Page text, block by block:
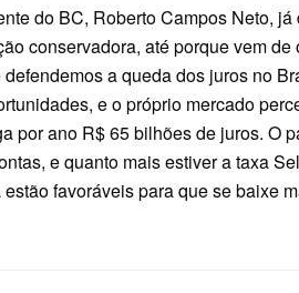
do BC, Roberto Campos Neto,
conservadora, até porque vem
defendemos a queda dos juros no
e o próprio mercado
por ano R$ 65 bilhões de juros. O
e quanto mais estiver a taxa
favoráveis para que se baixe